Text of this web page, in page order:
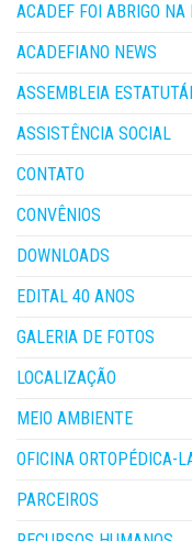
ACADEF FOI ABRIGO NA
ACADEFIANO NEWS
ASSEMBLEIA
ASSISTÊNCIA SOCIAL
CONTATO
CONVÊNIOS
DOWNLOADS
EDITAL 40 ANOS
GALERIA DE FOTOS
LOCALIZAÇÃO
MEIO AMBIENTE
OFICINA ORTOPÉDICA-
PARCEIROS